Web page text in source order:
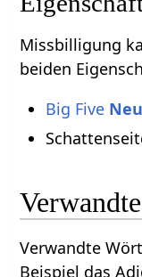
Missbilligung
beiden
Big Five
Verwandte
Beispiel das